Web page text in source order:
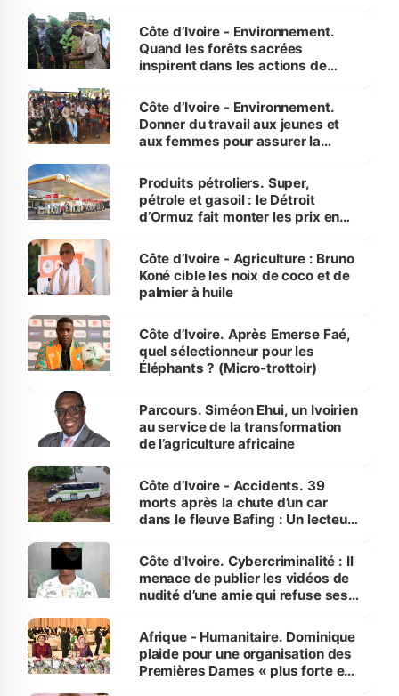
Côte d’Ivoire - Environnement.
Quand les forêts sacrées
inspirent dans les actions de
Côte d’Ivoire - Environnement.
Donner du travail aux jeunes et
aux femmes pour assurer la
menacées
Produits pétroliers. Super,
pétrole et gasoil : le Détroit
d’Ormuz fait monter les prix en
Côte d’Ivoire - Agriculture : Bruno
Koné cible les noix de coco et de
palmier à huile
Côte d’Ivoire. Après Emerse Faé,
quel sélectionneur pour les
Éléphants ? (Micro-trottoir)
Parcours. Siméon Ehui, un Ivoirien
au service de la transformation
de l’agriculture africaine
Côte d’Ivoire - Accidents. 39
morts après la chute d’un car
dans le fleuve Bafing : Un lecteur
des Transports
Côte d'Ivoire. Cybercriminalité : Il
menace de publier les vidéos de
nudité d’une amie qui refuse ses
Afrique - Humanitaire. Dominique
plaide pour une organisation des
Premières Dames « plus forte et